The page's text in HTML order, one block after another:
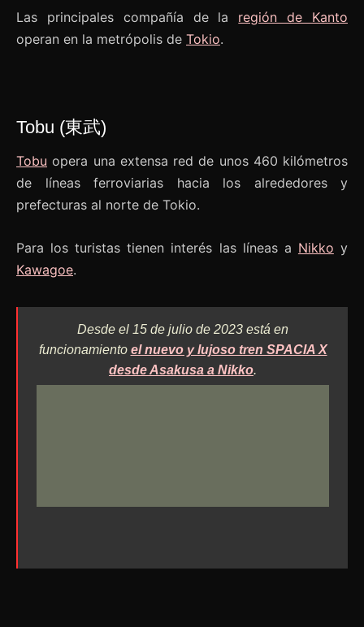
Las principales compañía de la región de Kanto
operan en la metrópolis de Tokio.
Tobu (東武)
Tobu opera una extensa red de unos 460 kilómetros
de líneas ferroviarias hacia los alrededores y
prefecturas al norte de Tokio.
Para los turistas tienen interés las líneas a Nikko y
Kawagoe.
Desde el 15 de julio de 2023 está en
funcionamiento el nuevo y lujoso tren SPACIA X
desde Asakusa a Nikko.